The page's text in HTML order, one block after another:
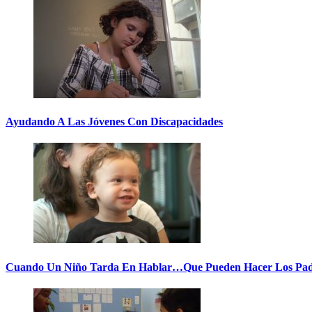
Ayudando A Las Jóvenes Con Discapacidades
Cuando Un Niño Tarda En Hablar…Que Pueden Hacer Los